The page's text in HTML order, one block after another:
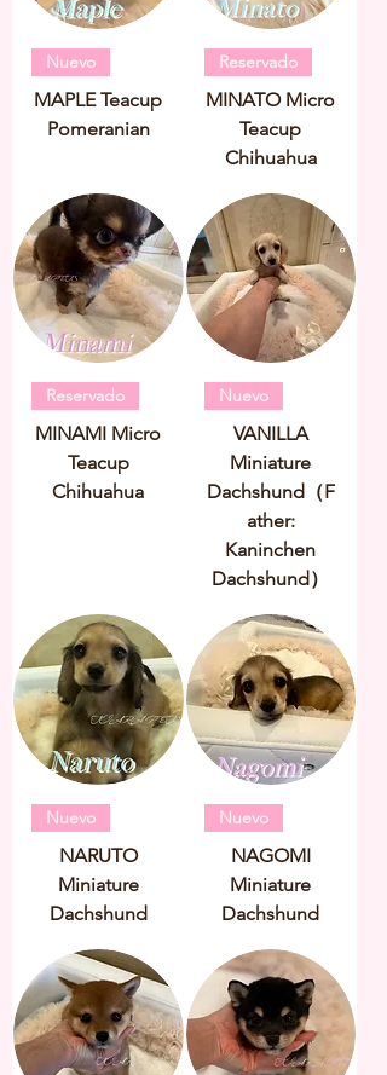
Nuevo
MAPLE Teacup
Pomeranian
Reservado
MINATO Micro
Teacup
Chihuahua
Reservado
MINAMI Micro
Teacup
Chihuahua
Nuevo
VANILLA
Miniature
Dachshund（F
ather:
Kaninchen
Dachshund）
Nuevo
NARUTO
Miniature
Dachshund
Nuevo
NAGOMI
Miniature
Dachshund